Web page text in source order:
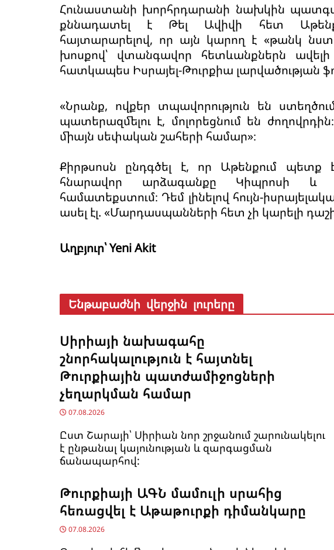
Հունաստանի խորհրդարանի նախկին
քննադատել է Թել Ավիվի հետ
հայտարարելով, որ այն կարող է «թանկ
խոսքով՝ վտանգավոր հետևանքներն
հատկապես Իսրայել-Թուրքիա լարվածության
«Նրանք, ովքեր տպավորություն են
պատերազմելու է, մոլորեցնում են
միայն սեփական շահերի համար»։
Քիրթսոսն ընդգծել է, որ Աթենքում պետք
հնարավոր արձագանքը Կիպրոսի և
համատեքստում։ Դեմ լինելով հույն-
ասել էլ. «Մարդասպանների հետ չի կարելի
Աղբյուր՝ Yeni Akit
Ենթաբաժնի վերջին լուրերը
Սիրիայի նախագահը
շնորհակալություն է հայտնել
Թուրքիային պատժամիջոցների
չեղարկման համար
07.08.2026
Ըստ Շարայի՝ Սիրիան նոր շրջանում շարունակելու
է ընթանալ կայունության և զարգացման
ճանապարհով:
Թուրքիայի ԱԳՆ մամուլի սրահից
հեռացվել է Աթաթուրքի դիմանկարը
07.08.2026